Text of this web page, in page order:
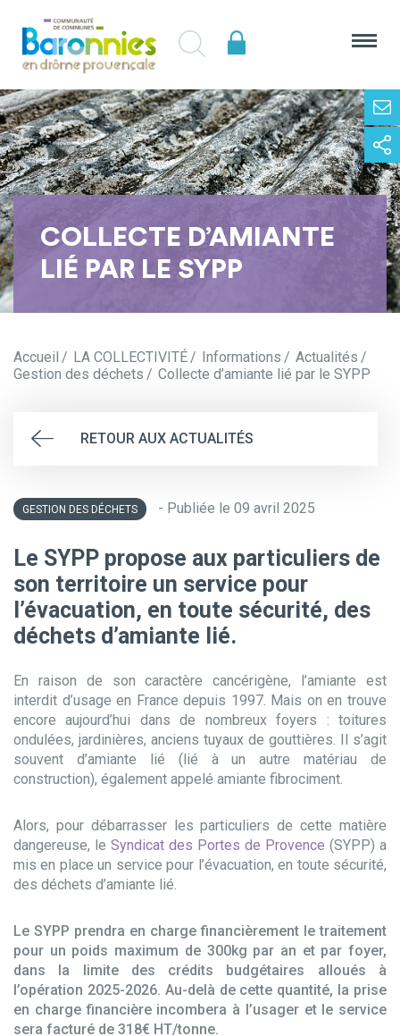
COLLECTE D’AMIANTE
LIÉ PAR LE SYPP
Accueil LA COLLECTIVITÉ Informations
Actualités
Gestion des déchets
Collecte d’amiante lié par le SYPP
RETOUR AUX ACTUALITÉS
GESTION DES DÉCHETS - Publiée le 09 avril 2025
Le SYPP propose aux particuliers de
son territoire un service pour
l’évacuation, en toute sécurité, des
déchets d’amiante lié.
En raison de son caractère cancérigène, l’amiante est
interdit d’usage en France depuis 1997. Mais on en trouve
encore aujourd’hui dans de nombreux foyers : toitures
ondulées, jardinières, anciens tuyaux de gouttières. Il s’agit
souvent d’amiante lié (lié à un autre matériau de
construction), également appelé amiante fibrociment.
Alors, pour débarrasser les particuliers de cette matière
dangereuse, le Syndicat des Portes de Provence (SYPP) a
mis en place un service pour l’évacuation, en toute sécurité,
des déchets d’amiante lié.
Le SYPP prendra en charge financièrement le traitement
pour un poids maximum de 300kg par an et par foyer,
dans la limite des crédits budgétaires alloués à
l’opération 2025-2026. Au-delà de cette quantité, la prise
en charge financière incombera à l’usager et le service
sera facturé de 318€ HT/tonne.